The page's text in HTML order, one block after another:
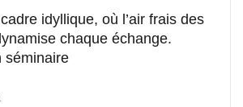
idyllique, où l’air frais des
chaque échange.
séminaire